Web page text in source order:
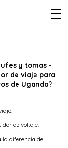
y tomas -
de viaje para
de Uganda?
de voltaje.
la diferencia de